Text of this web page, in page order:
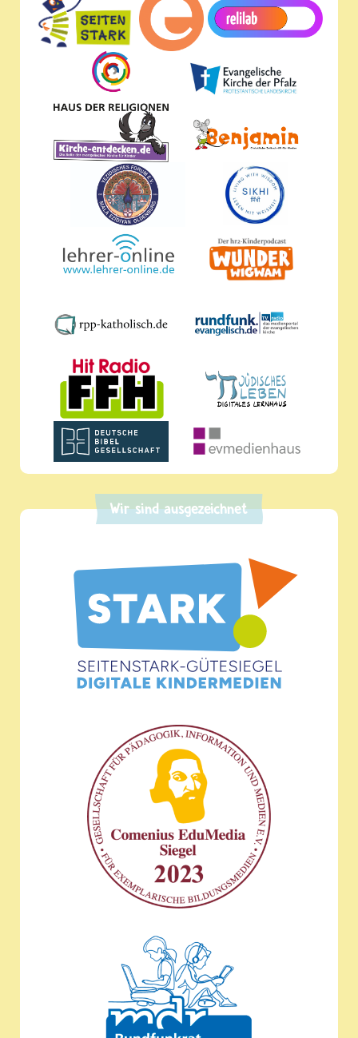
Wir sind ausgezeichnet